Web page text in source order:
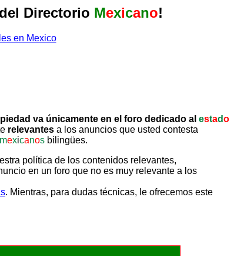
del Directorio Mexicano!
va únicamente en el foro dedicado al estado
relevantes a los anuncios que usted contesta
mexicanos bilingües.
política de los contenidos relevantes,
en un foro que no es muy relevante a los
. Mientras, para dudas técnicas, le ofrecemos este